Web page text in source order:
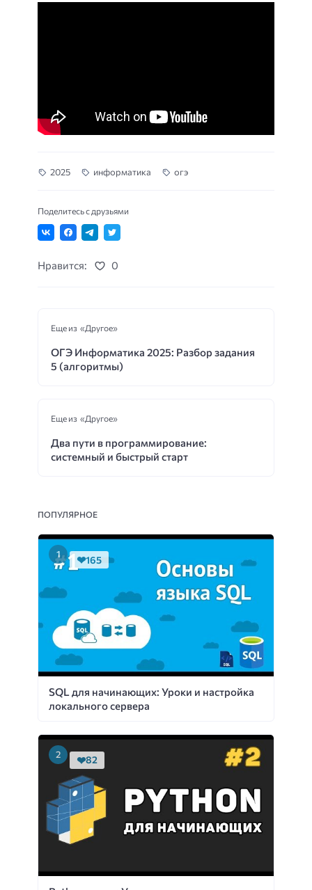
2025 информатика огэ
Поделитесь с друзьями
Нравится: 0
Еще из «Другое»
ОГЭ Информатика 2025: Разбор задания
5 (алгоритмы)
Еще из «Другое»
Два пути в программирование:
системный и быстрый старт
ПОПУЛЯРНОЕ
SQL для начинающих: Уроки и настройка
локального сервера
165
82